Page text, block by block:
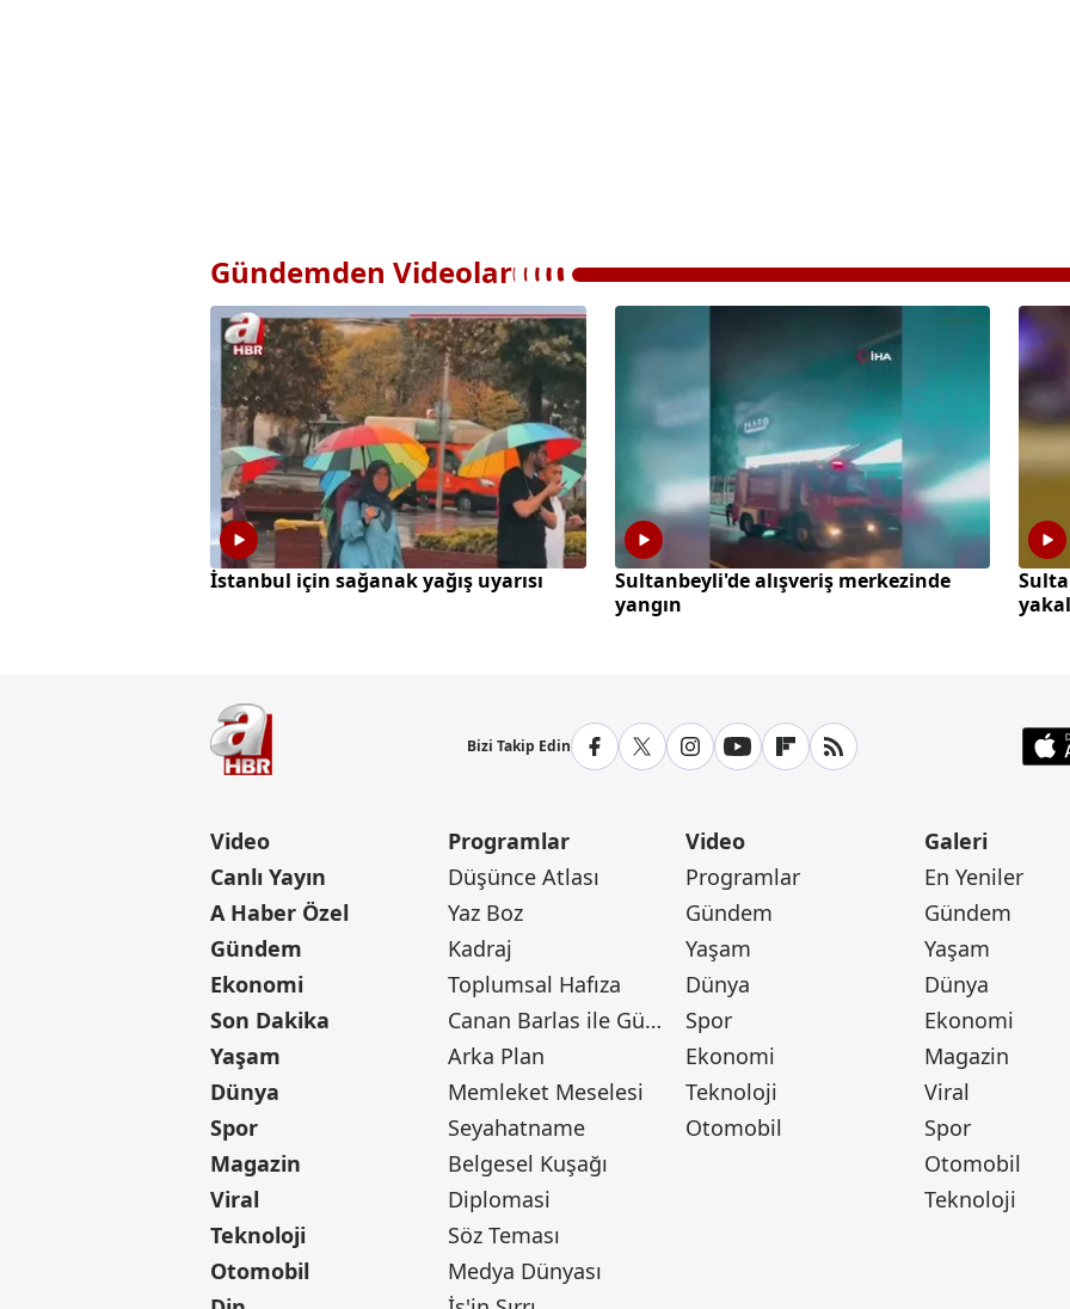
Gündemden Videolar
İstanbul için sağanak yağış uyarısı
Sultanbeyli'de alışveriş merkezinde
yangın
Bizi Takip Edin
Video
Canlı Yayın
A Haber Özel
Gündem
Ekonomi
Son Dakika
Yaşam
Dünya
Spor
Magazin
Viral
Teknoloji
Otomobil
Programlar
Düşünce Atlası
Yaz Boz
Kadraj
Toplumsal Hafıza
Canan Barlas ile Gündem
Arka Plan
Memleket Meselesi
Seyahatname
Belgesel Kuşağı
Diplomasi
Söz Teması
Medya Dünyası
Video
Programlar
Gündem
Yaşam
Dünya
Spor
Ekonomi
Teknoloji
Otomobil
Galeri
En Yeniler
Gündem
Yaşam
Dünya
Ekonomi
Magazin
Viral
Spor
Otomobil
Teknoloji